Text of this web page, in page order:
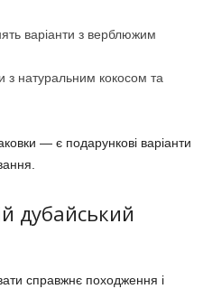
варіанти з верблюжим
з натуральним кокосом та
— є подарункові варіанти
дубайський
справжнє походження і